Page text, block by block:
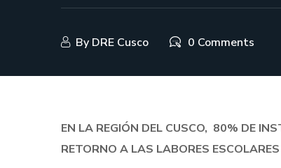
By DRE Cusco 0 Comments
EN LA REGIÓN DEL CUSCO, 80% DE
RETORNO A LAS LABORES